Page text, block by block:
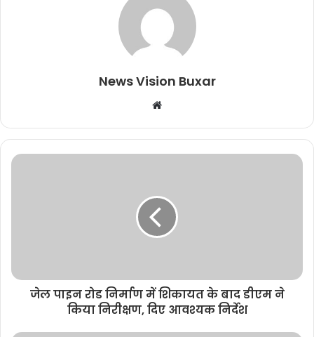
News Vision Buxar
b
s
e
जेल पाइन रोड निर्माण में शिकायत के बाद डीएम ने
किया निरीक्षण, दिए आवश्यक निर्देश